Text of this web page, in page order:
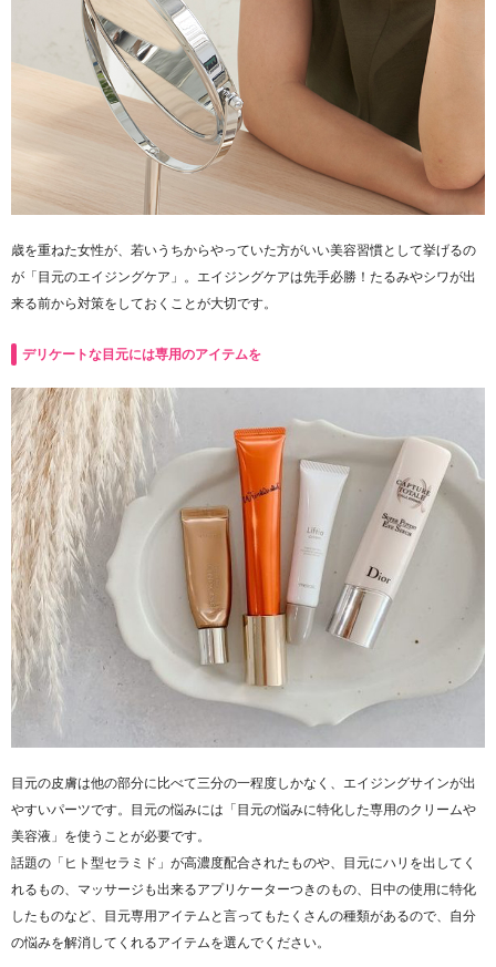
歳を重ねた女性が、若いうちからやっていた方がいい美容習慣として挙げるの
が「目元のエイジングケア」。エイジングケアは先手必勝！たるみやシワが出
来る前から対策をしておくことが大切です。
デリケートな目元には専用のアイテムを
目元の皮膚は他の部分に比べて三分の一程度しかなく、エイジングサインが出
やすいパーツです。目元の悩みには「目元の悩みに特化した専用のクリームや
美容液」を使うことが必要です。
話題の「ヒト型セラミド」が高濃度配合されたものや、目元にハリを出してく
れるもの、マッサージも出来るアプリケーターつきのもの、日中の使用に特化
したものなど、目元専用アイテムと言ってもたくさんの種類があるので、自分
の悩みを解消してくれるアイテムを選んでください。